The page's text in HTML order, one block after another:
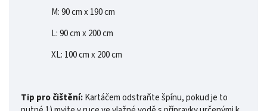
M: 90 cm x 190 cm
L: 90 cm x 200 cm
XL: 100 cm x 200 cm
Tip pro čištění:Kartáčem odstraňte špínu, pokud je to